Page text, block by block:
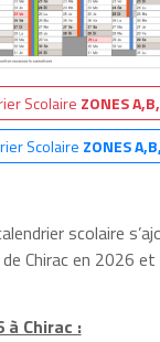
Scolaire ZONES
Scolaire ZONES
scolaire
Chirac en 2026
à Chirac :